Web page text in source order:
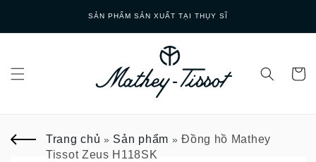
SẢN PHẨM SẢN XUẤT TẠI THỤY SĨ
Trang chủ » Sản phẩm »Đồng hồ Mathey
Tissot Zeus H118SK